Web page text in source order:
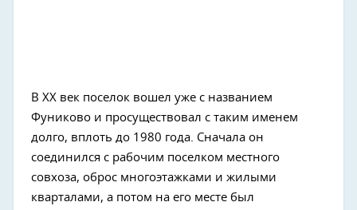
В ХХ век поселок вошел уже с названием
Фуниково и просуществовал с таким именем
долго, вплоть до 1980 года. Сначала он
соединился с рабочим поселком местного
совхоза, оброс многоэтажками и жилыми
кварталами, а потом на его месте был